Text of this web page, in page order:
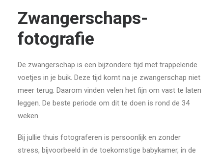
Zwanger­schaps­
fotografie
De zwangerschap is een bijzondere tijd met trappelende
voetjes in je buik. Deze tijd komt na je zwangerschap niet
meer terug. Daarom vinden velen het fijn om vast te laten
leggen. De beste periode om dit te doen is rond de 34
weken.
Bij jullie thuis fotograferen is persoonlijk en zonder
stress, bijvoorbeeld in de toekomstige babykamer, in de